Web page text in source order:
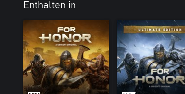
Enthalten in